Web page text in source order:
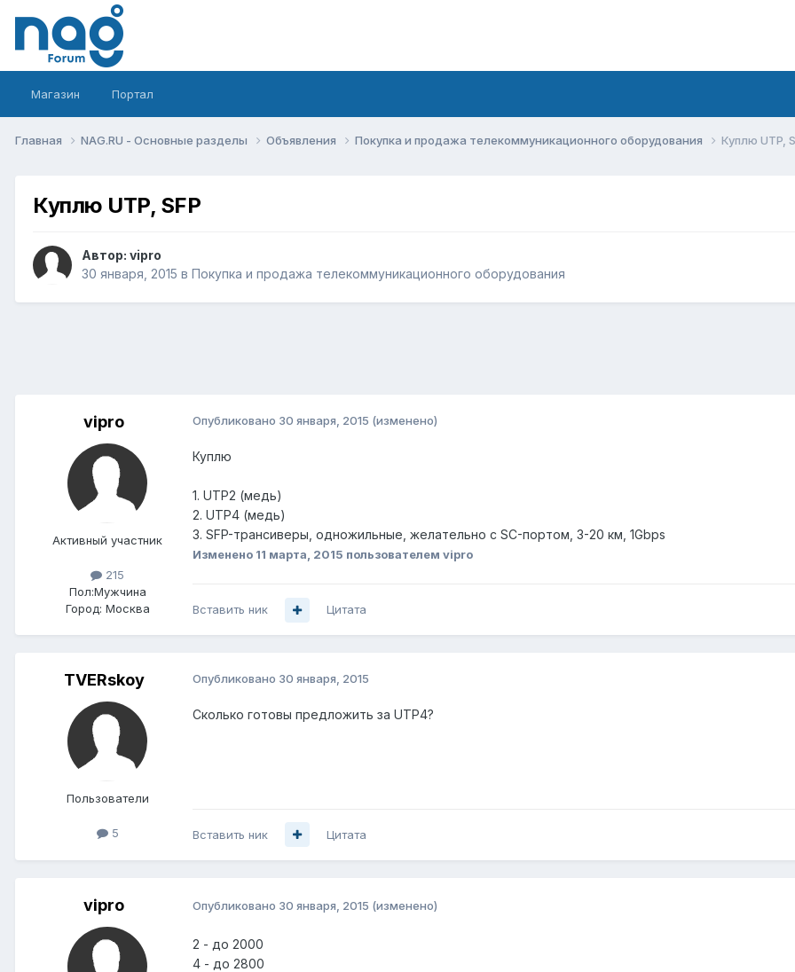
Магазин Портал
Главная NAG.RU - Основные разделы Объявления Покупка и продажа телекоммуникационного оборудования Куплю UTP,
Куплю UTP, SFP
Автор: vipro
30 января, 2015 в Покупка и продажа телекоммуникационного оборудования
vipro
Активный участник
215
Пол:Мужчина
Город: Москва
Опубликовано 30 января, 2015 (изменено)
Куплю
1. UTP2 (медь)
2. UTP4 (медь)
3. SFP-трансиверы, одножильные, желательно с SC-портом, 3-20 км, 1Gbps
Изменено 11 марта, 2015 пользователем vipro
Вставить ник Цитата
TVERskoy
Пользователи
5
Опубликовано 30 января, 2015
Сколько готовы предложить за UTP4?
Вставить ник Цитата
vipro Опубликовано 30 января, 2015 (изменено)
2 - до 2000
4 - до 2800